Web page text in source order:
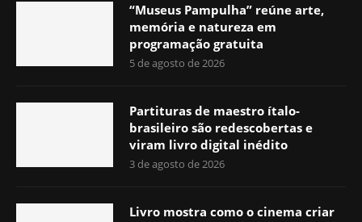
“Museus Pampulha” reúne arte,
memória e natureza em
programação gratuita
5 de agosto de 2026
Partituras de maestro ítalo-
brasileiro são redescobertas e
viram livro digital inédito
3 de agosto de 2026
Livro mostra como o cinema criar